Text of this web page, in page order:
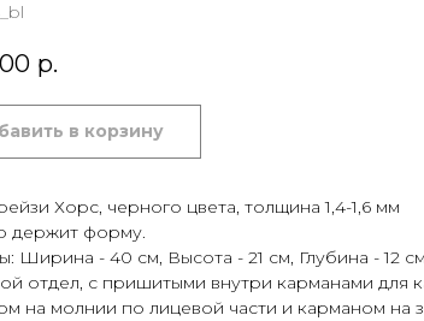
р.
в корзину
Хорс, черного цвета, толщина 1,4-1,6 мм
держит форму.
Ширина - 40 см, Высота - 21 см, Глубина - 12
отдел, с пришитыми внутри карманами для
на молнии по лицевой части и карманом на